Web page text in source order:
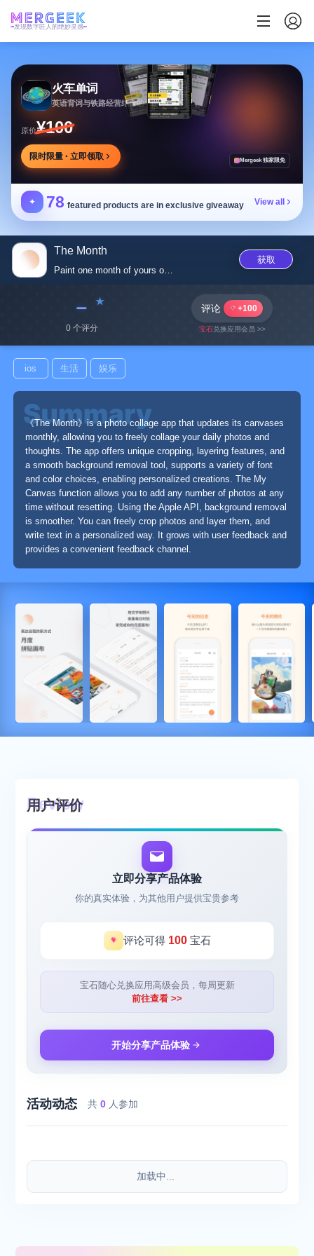
发现数字匠人的绝妙灵感
火车单词
英语背词与铁路经营结合的学习游戏，边玩边学
原价¥100
限时限量 · 立即领取 Mergeek 独家限免
✦ 78 featured products are in exclusive giveaway View all
The Month
Paint one month of yours on th...
获取
﹣
0 个评分
评论 +100
宝石兑换应用会员 >>
ios 生活 娱乐
《The Month》is a photo collage app that updates its canvases
monthly, allowing you to freely collage your daily photos and
thoughts. The app offers unique cropping, layering features, and
a smooth background removal tool, supports a variety of font
and color choices, enabling personalized creations. The My
Canvas function allows you to add any number of photos at any
time without resetting. Using the Apple API, background removal
is smoother. You can freely crop photos and layer them, and
write text in a personalized way. It grows with user feedback and
provides a convenient feedback channel.
用户评价
立即分享产品体验
你的真实体验，为其他用户提供宝贵参考
评论可得 100宝石
宝石随心兑换应用高级会员，每周更新
前往查看 >>
开始分享产品体验
活动动态 共0 人参加
加载中...